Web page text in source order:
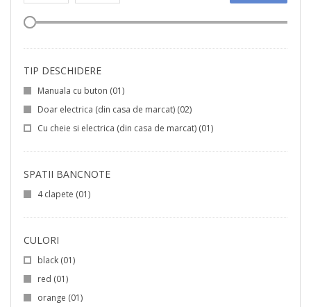
TIP DESCHIDERE
Manuala cu buton (01)
Doar electrica (din casa de marcat) (02)
Cu cheie si electrica (din casa de marcat) (01)
SPATII BANCNOTE
4 clapete (01)
CULORI
black (01)
red (01)
orange (01)